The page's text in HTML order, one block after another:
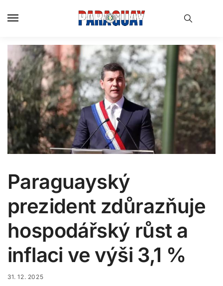
Paraguayský
prezident zdůrazňuje
hospodářský růst a
inflaci ve výši 3,1 %
31. 12. 2025